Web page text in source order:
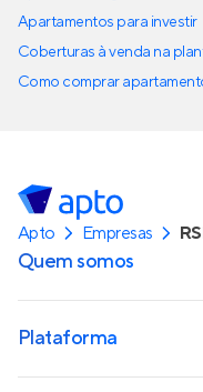
Apartamentos para investir
Coberturas à venda na
Como comprar
Apto Empresas
Quem somos
Plataforma